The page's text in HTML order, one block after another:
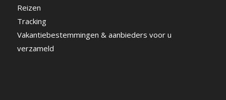
Reizen
Tracking
Vakantiebestemmingen & aanbieders voor u
verzameld